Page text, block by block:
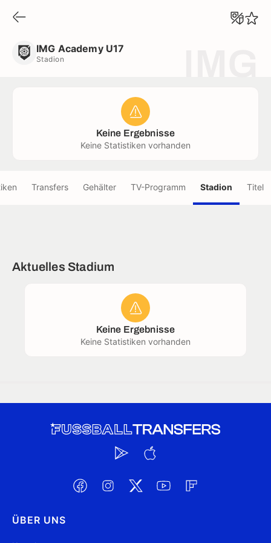
IMG Academy U17
Stadion
Keine Ergebnisse
Keine Statistiken vorhanden
Transfers Gehälter TV-Programm Stadion Titel
Aktuelles Stadium
Keine Ergebnisse
Keine Statistiken vorhanden
ÜBER UNS